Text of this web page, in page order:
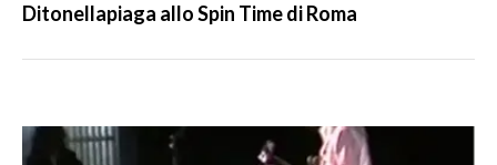
Ditonellapiaga allo Spin Time di Roma